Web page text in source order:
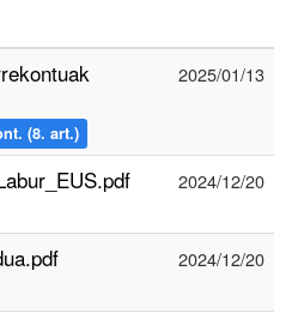
(8. art.)
2025/01/13
2024/12/20
2024/12/20